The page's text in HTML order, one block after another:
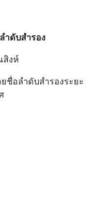
ำดับสำรอง
งห์​
ลำดับสำรองระยะ